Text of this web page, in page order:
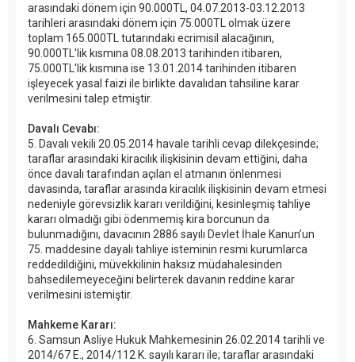
arasındaki dönem için 90.000TL, 04.07.2013-03.12.2013
tarihleri arasındaki dönem için 75.000TL olmak üzere
toplam 165.000TL tutarındaki ecrimisil alacağının,
90.000TL'lik kısmına 08.08.2013 tarihinden itibaren,
75.000TL'lik kısmına ise 13.01.2014 tarihinden itibaren
işleyecek yasal faizi ile birlikte davalıdan tahsiline karar
verilmesini talep etmiştir.
Davalı Cevabı:
5. Davalı vekili 20.05.2014 havale tarihli cevap dilekçesinde;
taraflar arasındaki kiracılık ilişkisinin devam ettiğini, daha
önce davalı tarafından açılan el atmanın önlenmesi
davasında, taraflar arasında kiracılık ilişkisinin devam etmesi
nedeniyle görevsizlik kararı verildiğini, kesinleşmiş tahliye
kararı olmadığı gibi ödenmemiş kira borcunun da
bulunmadığını, davacının 2886 sayılı Devlet İhale Kanun’un
75. maddesine dayalı tahliye isteminin resmi kurumlarca
reddedildiğini, müvekkilinin haksız müdahalesinden
bahsedilemeyeceğini belirterek davanın reddine karar
verilmesini istemiştir.
Mahkeme Kararı:
6. Samsun Asliye Hukuk Mahkemesinin 26.02.2014 tarihli ve
2014/67 E., 2014/112 K. sayılı kararı ile; taraflar arasındaki